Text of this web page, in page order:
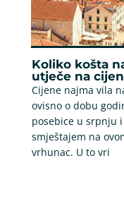
Koliko košta
utječe na
Cijene najma vila
ovisno o dobu
posebice u srpnju
smještajem na
vrhunac. U to vri